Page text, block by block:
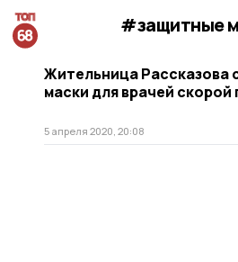
#защитные
Жительница Рассказова
маски для врачей
5 апреля 2020, 20:08